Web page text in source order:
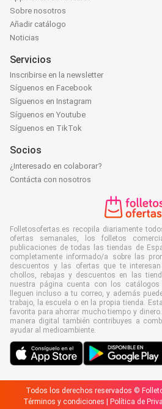
Sobre nosotros
Añadir catálogo
Noticias
Servicios
Inscribirse en la newsletter
Síguenos en Facebook
Síguenos en Instagram
Síguenos en Youtube
Síguenos en TikTok
Socios
¿Interesado en colaborar?
Contácta con nosotros
Folletosofertas.es recopila diariamente
ofertas semanales, los folletos
publicaciones de todas las tiendas de
completamente informado/a sobre las
descuentos y las ofertas que te
chollos, rebajas y descuentos en las
nuestra página cuenta con los
lleguen incluso a tu correo, y además
trabajo, la escuela o en la propia tienda.
favorita para ahorrar mucho tiempo y
manera digital también contribuyes a
ayudar al medioambiente.
Todos los derechos reservados ©
Términos y condiciones
Política de